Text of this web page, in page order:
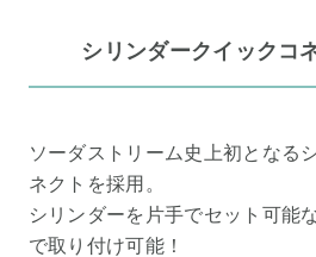
シリンダークイックコ
ソーダストリーム史上初となる
ネクトを採用。
シリンダーを片手でセット可能
で取り付け可能！